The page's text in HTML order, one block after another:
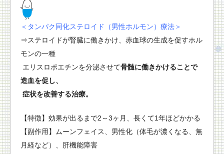
＜タンパク同化ステロイド（男性ホルモン）療法＞
⇒ステロイドが腎臓に働きかけ、赤血球の生成を促すホル
モンの一種
エリスロポエチンを分泌させて骨髄に働きかけることで
造血を促し、
症状を改善する治療。
【特徴】効果が出るまで2～3ヶ月、長くて1年ほどかかる
【副作用】ムーンフェイス、男性化（体毛が濃くなる、無
月経など）、肝機能障害